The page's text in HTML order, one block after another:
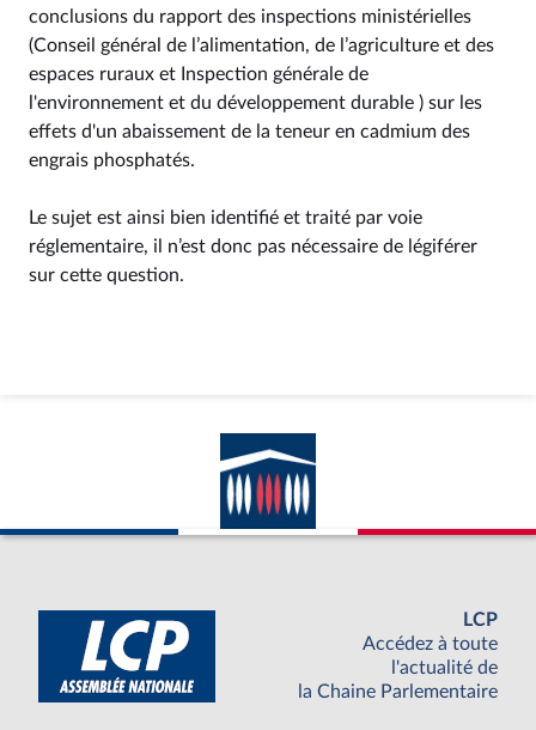
conclusions du rapport des inspections ministérielles
(Conseil général de l’alimentation, de l’agriculture et des
espaces ruraux et Inspection générale de
l'environnement et du développement durable ) sur les
effets d'un abaissement de la teneur en cadmium des
engrais phosphatés.
Le sujet est ainsi bien identifié et traité par voie
réglementaire, il n’est donc pas nécessaire de légiférer
sur cette question.
LCP
Accédez à toute
l'actualité de
la Chaine Parlementaire